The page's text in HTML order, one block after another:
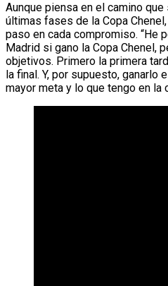
Aunque piensa en el camino
últimas fases de la Copa
paso en cada compromiso. “He
Madrid si gano la Copa Chenel,
objetivos. Primero la primera
la final. Y, por supuesto, ganarlo
mayor meta y lo que tengo en la